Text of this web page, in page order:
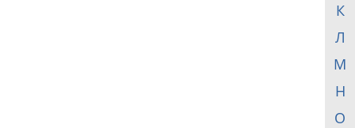
К
Л
М
Н
О